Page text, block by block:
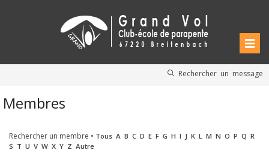
Rechercher un message
Membres
Rechercher un membre • Tous A B C D E F G H I J K L M N O P Q R
S T U V W X Y Z Autre